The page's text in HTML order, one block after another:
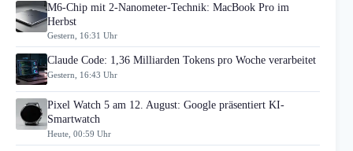
M6-Chip mit 2-Nanometer-Technik: MacBook Pro im
Herbst
Gestern, 16:31 Uhr
Claude Code: 1,36 Milliarden Tokens pro Woche verarbeitet
Gestern, 16:43 Uhr
Pixel Watch 5 am 12. August: Google präsentiert KI-
Smartwatch
Heute, 00:59 Uhr